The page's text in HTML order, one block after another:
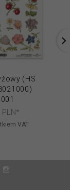
(HS
PLN*
VAT